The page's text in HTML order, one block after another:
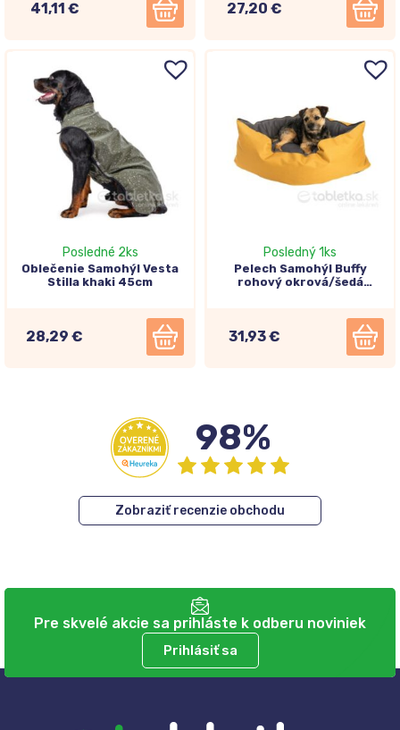
41,11 € 27,20 €
Posledné 2ks
Oblečenie Samohýl Vesta
Stilla khaki 45cm
28,29 €
Posledný 1ks
Pelech Samohýl Buffy
rohový okrová/šedá
31,93 €
98%
Zobraziť recenzie obchodu
Pre skvelé akcie sa prihláste k odberu noviniek
Prihlásiť sa